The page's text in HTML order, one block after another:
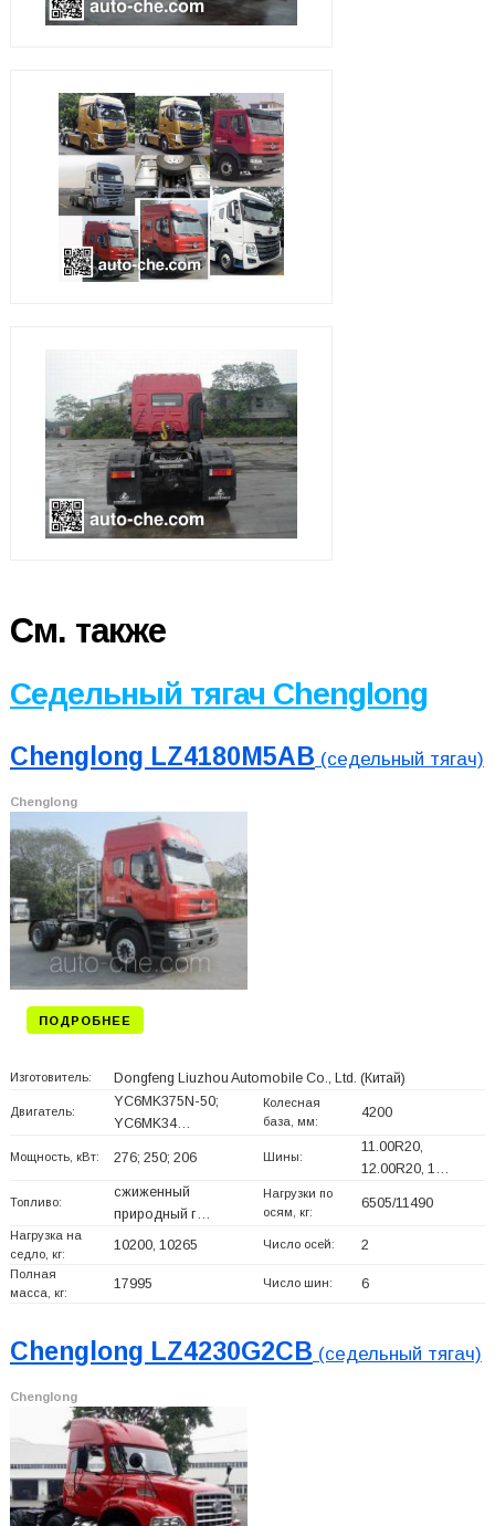
См. также
Седельный тягач Chenglong
Chenglong LZ4180M5AB (седельный тягач)
Chenglong
ПОДРОБНЕЕ
Изготовитель: Dongfeng Liuzhou Automobile Co., Ltd. (Китай)
Двигатель:
YC6MK375N-50;
YC6MK34…
Колесная
база, мм:
4200
Мощность, кВт: 276; 250; 206 Шины:
11.00R20,
12.00R20, 1…
Топливо:
сжиженный
природный г…
Нагрузки по
осям, кг:
6505/11490
Нагрузка на
седло, кг:
10200, 10265 Число осей: 2
Полная
масса, кг:
17995 Число шин: 6
Chenglong LZ4230G2CB (седельный тягач)
Chenglong